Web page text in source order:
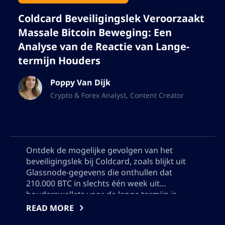
Coldcard Beveiligingslek Veroorzaakt
Massale Bitcoin Beweging: Een
Analyse van de Reactie van Lange-
termijn Houders
Poppy Van Dijk
Crypto & Forex Analyst, Content Creator
Ontdek de mogelijke gevolgen van het
beveiligingslek bij Coldcard, zoals blijkt uit
Glassnode-gegevens die onthullen dat
210.000 BTC in slechts één week uit
houderswallets voor de lange termijn is
verplaatst. Leer over het belang van deze
READ MORE